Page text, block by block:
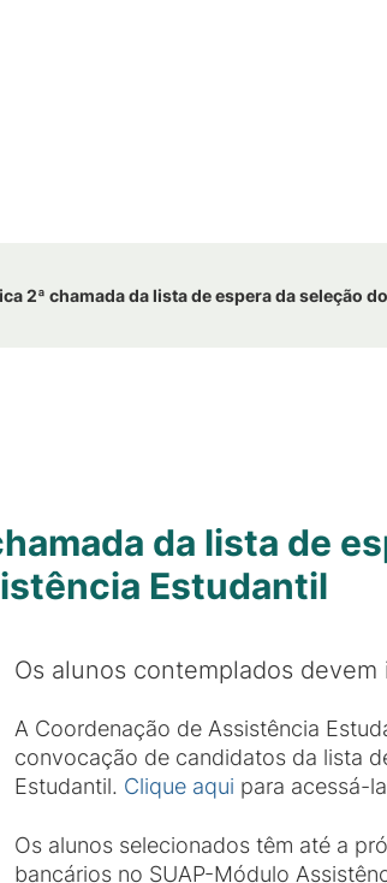
2ª chamada da lista de espera da seleção
da lista de
Estudantil
Os alunos contemplados
A Coordenação de Assistência
convocação de candidatos da lista
Estudantil. Clique aqui para acessá-
Os alunos selecionados têm até a
bancários no SUAP-Módulo